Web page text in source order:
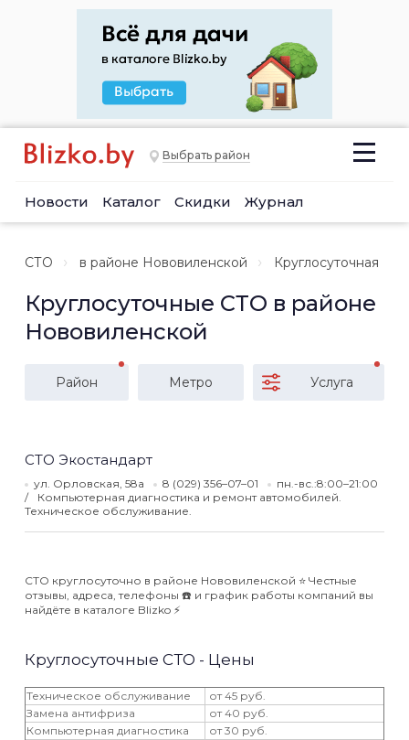
Выбрать район
Новости Каталог Скидки Журнал
СТО в районе Нововиленской Круглосуточная
Круглосуточные СТО в районе
Нововиленской
Район Метро Услуга
СТО Экостандарт
ул. Орловская, 58а 8 (029) 356–07–01
пн.-вс.:8:00–21:00
Компьютерная диагностика и ремонт автомобилей.
Техническое обслуживание.
СТО круглосуточно в районе Нововиленской ⭐️ Честные
отзывы, адреса, телефоны ☎️ и график работы компаний вы
найдёте в каталоге Blizko ⚡️
Круглосуточные СТО - Цены
Техническое обслуживание
от 45 руб.
Замена антифриза
от 40 руб.
Компьютерная диагностика
от 30 руб.